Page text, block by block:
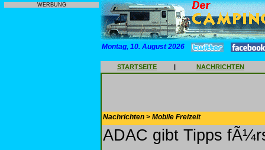
WERBUNG
Montag, 10. August 2026
STARTSEITE | NACHRICHTEN
Nachrichten > Mobile Freizeit
ADAC gibt Tipps